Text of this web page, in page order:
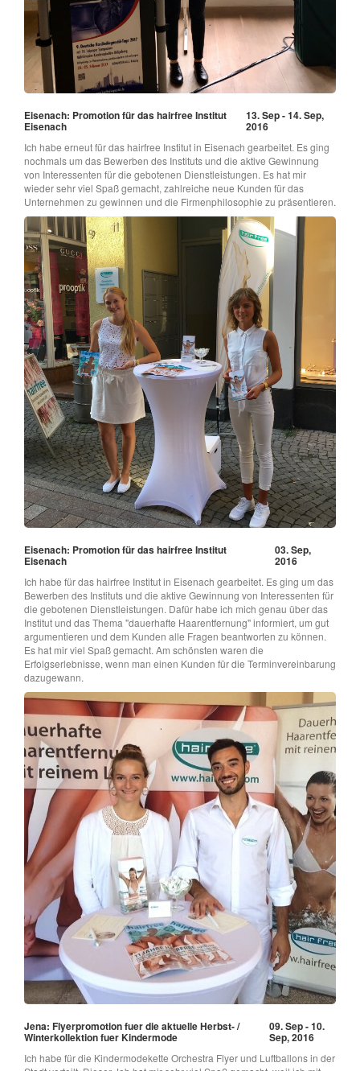
Eisenach: Promotion für das hairfree Institut
Eisenach
13. Sep - 14. Sep,
2016
Ich habe erneut für das hairfree Institut in Eisenach gearbeitet. Es ging
nochmals um das Bewerben des Instituts und die aktive Gewinnung
von Interessenten für die gebotenen Dienstleistungen. Es hat mir
wieder sehr viel Spaß gemacht, zahlreiche neue Kunden für das
Unternehmen zu gewinnen und die Firmenphilosophie zu präsentieren.
Eisenach: Promotion für das hairfree Institut
Eisenach
03. Sep,
2016
Ich habe für das hairfree Institut in Eisenach gearbeitet. Es ging um das
Bewerben des Instituts und die aktive Gewinnung von Interessenten für
die gebotenen Dienstleistungen. Dafür habe ich mich genau über das
Institut und das Thema "dauerhafte Haarentfernung" informiert, um gut
argumentieren und dem Kunden alle Fragen beantworten zu können.
Es hat mir viel Spaß gemacht. Am schönsten waren die
Erfolgserlebnisse, wenn man einen Kunden für die Terminvereinbarung
dazugewann.
Jena: Flyerpromotion fuer die aktuelle Herbst- /
Winterkollektion fuer Kindermode
09. Sep - 10.
Sep, 2016
Ich habe für die Kindermodekette Orchestra Flyer und Luftballons in der